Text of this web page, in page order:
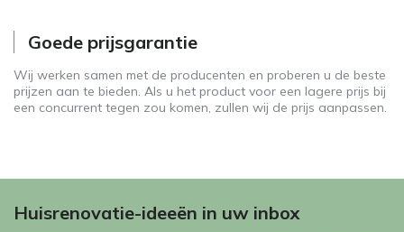
Goede prijsgarantie
Wij werken samen met de producenten en proberen u de beste
prijzen aan te bieden. Als u het product voor een lagere prijs bij
een concurrent tegen zou komen, zullen wij de prijs aanpassen.
Huisrenovatie-ideeën in uw inbox